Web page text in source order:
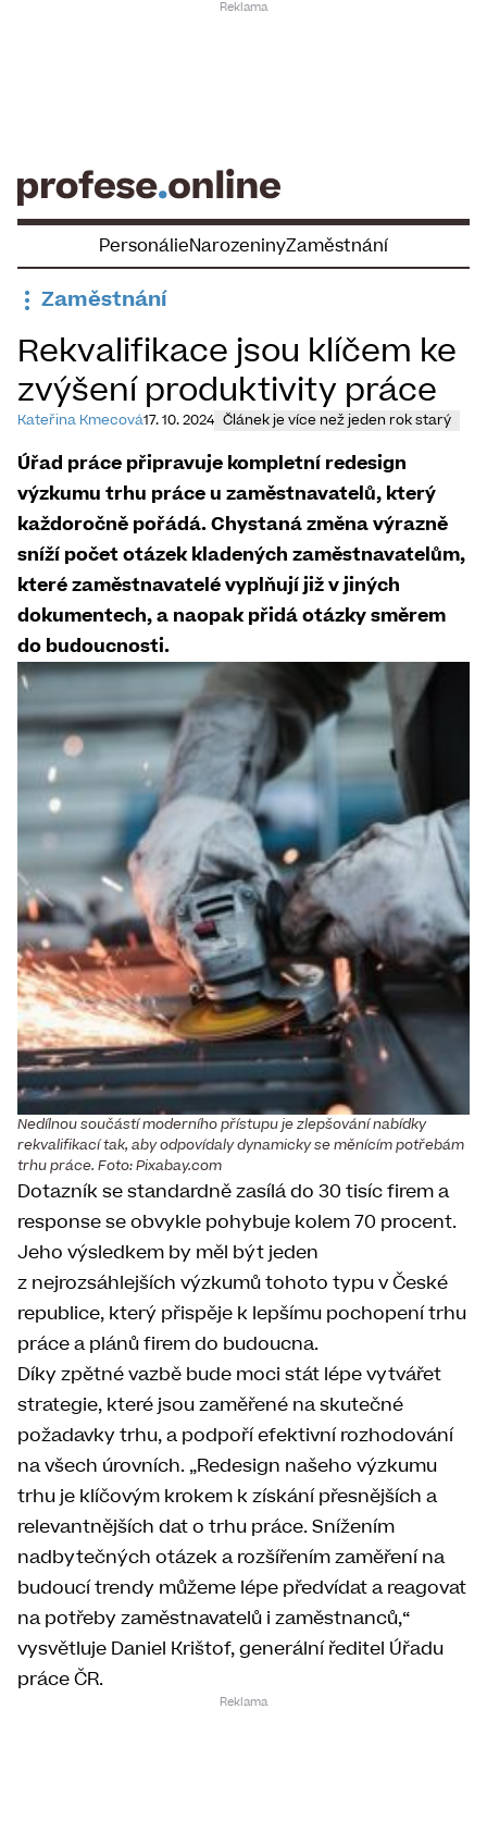
PersonálieNarozeninyZaměstnání
Zaměstnání
Rekvalifikace jsou klíčem ke
zvýšení produktivity práce
Kateřina Kmecová17. 10. 2024 Článek je více než jeden rok starý
Úřad práce připravuje kompletní redesign
výzkumu trhu práce u zaměstnavatelů, který
každoročně pořádá. Chystaná změna výrazně
sníží počet otázek kladených zaměstnavatelům,
které zaměstnavatelé vyplňují již v jiných
dokumentech, a naopak přidá otázky směrem
do budoucnosti.
Nedílnou součástí moderního přístupu je zlepšování nabídky
rekvalifikací tak, aby odpovídaly dynamicky se měnícím potřebám
trhu práce. Foto: Pixabay.com
Dotazník se standardně zasílá do 30 tisíc firem a
response se obvykle pohybuje kolem 70 procent.
Jeho výsledkem by měl být jeden
z nejrozsáhlejších výzkumů tohoto typu v České
republice, který přispěje k lepšímu pochopení trhu
práce a plánů firem do budoucna.
Díky zpětné vazbě bude moci stát lépe vytvářet
strategie, které jsou zaměřené na skutečné
požadavky trhu, a podpoří efektivní rozhodování
na všech úrovních. „Redesign našeho výzkumu
trhu je klíčovým krokem k získání přesnějších a
relevantnějších dat o trhu práce. Snížením
nadbytečných otázek a rozšířením zaměření na
budoucí trendy můžeme lépe předvídat a reagovat
na potřeby zaměstnavatelů i zaměstnanců,“
vysvětluje Daniel Krištof, generální ředitel Úřadu
práce ČR.